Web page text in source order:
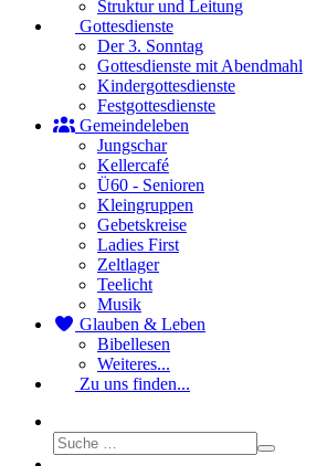
Struktur und Leitung
Gottesdienste
Der 3. Sonntag
Gottesdienste mit Abendmahl
Kindergottesdienste
Festgottesdienste
Gemeindeleben
Jungschar
Kellercafé
Ü60 - Senioren
Kleingruppen
Gebetskreise
Ladies First
Zeltlager
Teelicht
Musik
Glauben & Leben
Bibellesen
Weiteres...
Zu uns finden...